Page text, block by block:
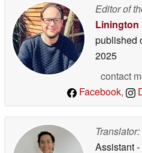
Editor of
Linington
published
2025
contact
Facebook,
Translator:
Assistant